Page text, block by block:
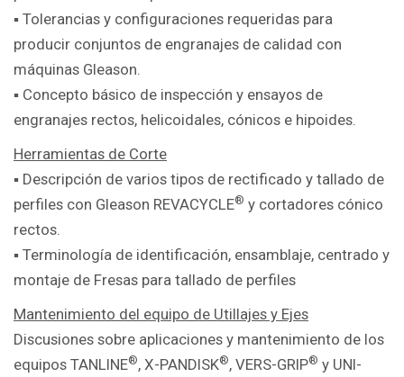
▪ Tolerancias y configuraciones requeridas para
producir conjuntos de engranajes de calidad con
máquinas Gleason.
▪ Concepto básico de inspección y ensayos de
engranajes rectos, helicoidales, cónicos e hipoides.
Herramientas de Corte
▪ Descripción de varios tipos de rectificado y tallado de
perfiles con Gleason REVACYCLE® y cortadores cónico
rectos.
▪ Terminología de identificación, ensamblaje, centrado y
montaje de Fresas para tallado de perfiles
Mantenimiento del equipo de Utillajes y Ejes
Discusiones sobre aplicaciones y mantenimiento de los
equipos TANLINE®, X-PANDISK®, VERS-GRIP® y UNI-